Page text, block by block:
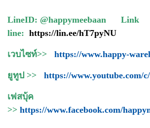
LineID: @happymeebaan Link
line: https://lin.ee/hT7pyNU
เวบไซท์>> https://www.happy-
ยูทูป >> https://www.youtube.com/
เฟสบุ้ค
>> https://www.facebook.com/